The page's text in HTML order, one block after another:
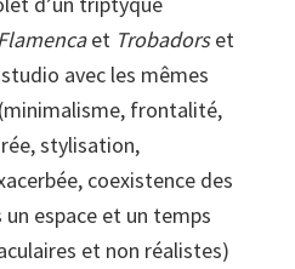
et Trobadorset
avec les mêmes
frontalité,
stylisation,
coexistence des
espace et un temps
et non réalistes)